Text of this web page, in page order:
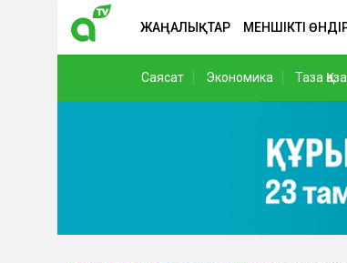
ЖАҢАЛЫҚТАР МЕНШІКТІ
Саясат Экономика Таза